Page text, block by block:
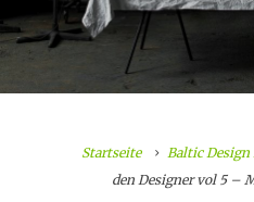
Startseite Baltic Design
den Designer vol 5 –